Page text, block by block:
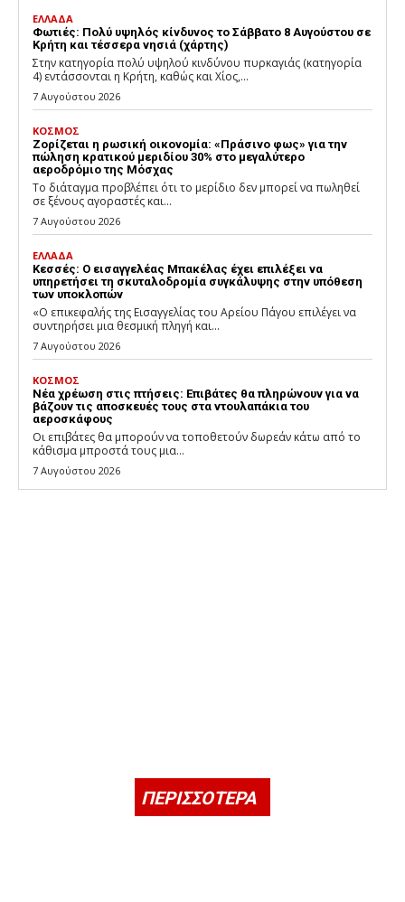
ΕΛΛΑΔΑ
Φωτιές: Πολύ υψηλός κίνδυνος το Σάββατο 8 Αυγούστου σε
Κρήτη και τέσσερα νησιά (χάρτης)
Στην κατηγορία πολύ υψηλού κινδύνου πυρκαγιάς (κατηγορία
4) εντάσσονται η Κρήτη, καθώς και Χίος,...
7 Αυγούστου 2026
ΚΟΣΜΟΣ
Ζορίζεται η ρωσική οικονομία: «Πράσινο φως» για την
πώληση κρατικού μεριδίου 30% στο μεγαλύτερο
αεροδρόμιο της Μόσχας
Το διάταγμα προβλέπει ότι το μερίδιο δεν μπορεί να πωληθεί
σε ξένους αγοραστές και...
7 Αυγούστου 2026
ΕΛΛΑΔΑ
Κεσσές: Ο εισαγγελέας Μπακέλας έχει επιλέξει να
υπηρετήσει τη σκυταλοδρομία συγκάλυψης στην υπόθεση
των υποκλοπών
«Ο επικεφαλής της Εισαγγελίας του Αρείου Πάγου επιλέγει να
συντηρήσει μια θεσμική πληγή και...
7 Αυγούστου 2026
ΚΟΣΜΟΣ
Νέα χρέωση στις πτήσεις: Επιβάτες θα πληρώνουν για να
βάζουν τις αποσκευές τους στα ντουλαπάκια του
αεροσκάφους
Οι επιβάτες θα μπορούν να τοποθετούν δωρεάν κάτω από το
κάθισμα μπροστά τους μια...
7 Αυγούστου 2026
ΠΕΡΙΣΣΟΤΕΡΑ